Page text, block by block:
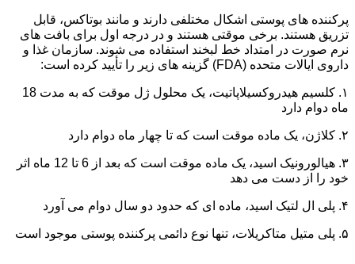
پرکننده های پوستی اشکال مختلفی دارند و مانند بوتاکس، قابل
تزریق هستند. برخی موقتی هستند و در درجه اول برای بافت های
نرم صورت در امتداد خط لبخند استفاده می شوند. سازمان غذا و
داروی ایالات متحده (FDA) گزینه های زیر را تأیید کرده است:
۱. کلسیم هیدروکسیلاپاتیت، یک محلول ژل موقت که به مدت 18
ماه دوام دارد
۲. کلاژن، یک ماده موقت است که تا چهار ماه دوام دارد
۳. هیالورونیک اسید، یک ماده موقت است که بعد از 6 تا 12 ماه اثر
خود را از دست می دهد
۴. پلی ال لتیک اسید، ماده ای که حدود دو سال دوام می آورد
۵. پلی متیل متاکریلات، تنها نوع دائمی پرکننده پوستی موجود است